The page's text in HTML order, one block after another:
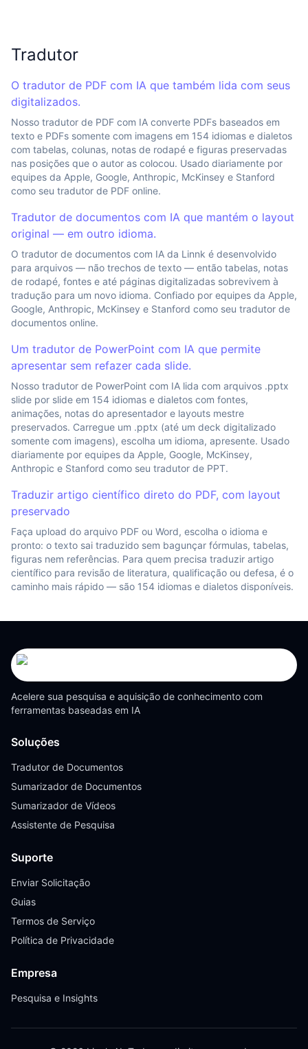
Tradutor
O tradutor de PDF com IA que também lida com seus
digitalizados.
Nosso tradutor de PDF com IA converte PDFs baseados em
texto e PDFs somente com imagens em 154 idiomas e dialetos
com tabelas, colunas, notas de rodapé e figuras preservadas
nas posições que o autor as colocou. Usado diariamente por
equipes da Apple, Google, Anthropic, McKinsey e Stanford
como seu tradutor de PDF online.
Tradutor de documentos com IA que mantém o layout
original — em outro idioma.
O tradutor de documentos com IA da Linnk é desenvolvido
para arquivos — não trechos de texto — então tabelas, notas
de rodapé, fontes e até páginas digitalizadas sobrevivem à
tradução para um novo idioma. Confiado por equipes da Apple,
Google, Anthropic, McKinsey e Stanford como seu tradutor de
documentos online.
Um tradutor de PowerPoint com IA que permite
apresentar sem refazer cada slide.
Nosso tradutor de PowerPoint com IA lida com arquivos .pptx
slide por slide em 154 idiomas e dialetos com fontes,
animações, notas do apresentador e layouts mestre
preservados. Carregue um .pptx (até um deck digitalizado
somente com imagens), escolha um idioma, apresente. Usado
diariamente por equipes da Apple, Google, McKinsey,
Anthropic e Stanford como seu tradutor de PPT.
Traduzir artigo científico direto do PDF, com layout
preservado
Faça upload do arquivo PDF ou Word, escolha o idioma e
pronto: o texto sai traduzido sem bagunçar fórmulas, tabelas,
figuras nem referências. Para quem precisa traduzir artigo
científico para revisão de literatura, qualificação ou defesa, é o
caminho mais rápido — são 154 idiomas e dialetos disponíveis.
Acelere sua pesquisa e aquisição de conhecimento com
ferramentas baseadas em IA
Soluções
Tradutor de Documentos
Sumarizador de Documentos
Sumarizador de Vídeos
Assistente de Pesquisa
Suporte
Enviar Solicitação
Guias
Termos de Serviço
Política de Privacidade
Empresa
Pesquisa e Insights